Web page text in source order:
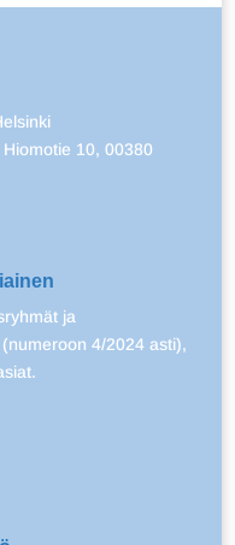
10, 00380
ja
4/2024 asti),